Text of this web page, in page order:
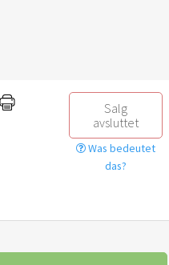
Salg
avsluttet
Was bedeutet
das?